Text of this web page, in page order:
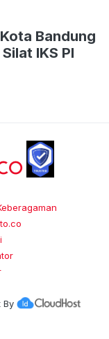
Bandung
IKS PI
By